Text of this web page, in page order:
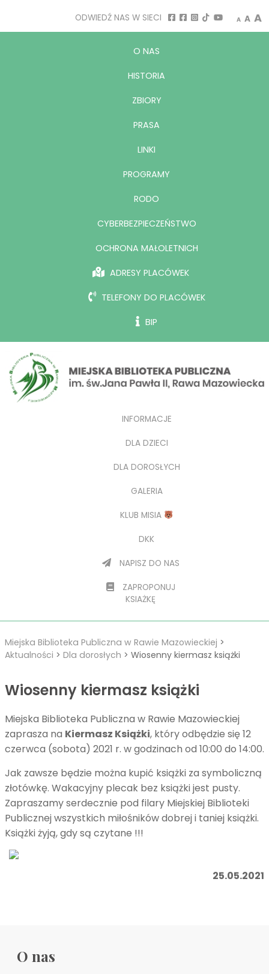
ODWIEDŹ NAS W SIECI A A A
O NAS
HISTORIA
ZBIORY
PRASA
LINKI
PROGRAMY
RODO
CYBERBEZPIECZEŃSTWO
OCHRONA MAŁOLETNICH
ADRESY PLACÓWEK
TELEFONY DO PLACÓWEK
BIP
INFORMACJE
DLA DZIECI
DLA DOROSŁYCH
GALERIA
KLUB MISIA
DKK
NAPISZ DO NAS
ZAPROPONUJ
KSIAŻKĘ
Miejska Biblioteka Publiczna w Rawie Mazowieckiej >
Aktualności > Dla dorosłych > Wiosenny kiermasz książki
Wiosenny kiermasz książki
Miejska Biblioteka Publiczna w Rawie Mazowieckiej
zaprasza na Kiermasz Książki, który odbędzie się 12
czerwca (sobota) 2021 r. w godzinach od 10:00 do 14:00.
Jak zawsze będzie można kupić książki za symboliczną
złotówkę. Wakacyjny plecak bez książki jest pusty.
Zapraszamy serdecznie pod filary Miejskiej Biblioteki
Publicznej wszystkich miłośników dobrej i taniej książki.
Książki żyją, gdy są czytane !!!
25.05.2021
O nas